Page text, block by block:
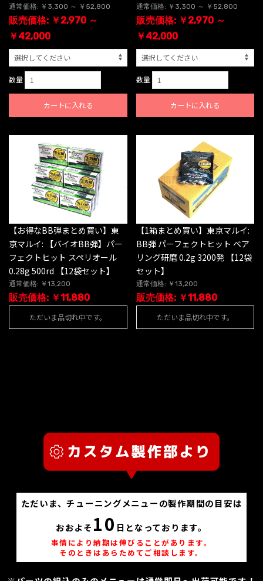
通常価格: ￥3,300 ～ ￥52,800
販売価格: ￥2,970 ～
￥42,000
数量
カートに入れる
通常価格: ￥3,300 ～ ￥52,800
販売価格: ￥2,970 ～
￥42,000
数量
カートに入れる
【お得なBB弾まとめ買い】東
京マルイ: 【バイオBB弾】パー
フェクトヒット スペリオール
0.28g 500rd 【12袋セット】
通常価格: ￥13,200
販売価格: ￥11,880
ただいま品切れ中です。
【1箱まとめ買い】東京マルイ:
BB弾 パーフェクトヒット ベア
リング研磨 0.2g 3200発 【12袋
セット】
通常価格: ￥13,200
販売価格: ￥11,880
ただいま品切れ中です。
ただいま、チューニングメニューの製作期間の目安は
おおよそ 10 日となっております。
事情により納期は伸びることがあります。
そのときはあらためてご相談します。